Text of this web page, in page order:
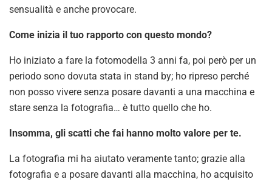
sensualità e anche provocare.
Come inizia il tuo rapporto con questo mondo?
Ho iniziato a fare la fotomodella 3 anni fa, poi però per un
periodo sono dovuta stata in stand by; ho ripreso perché
non posso vivere senza posare davanti a una macchina e
stare senza la fotografia… è tutto quello che ho.
Insomma, gli scatti che fai hanno molto valore per te.
La fotografia mi ha aiutato veramente tanto; grazie alla
fotografia e a posare davanti alla macchina, ho acquisito